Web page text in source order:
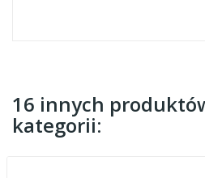
16 innych
kategorii: